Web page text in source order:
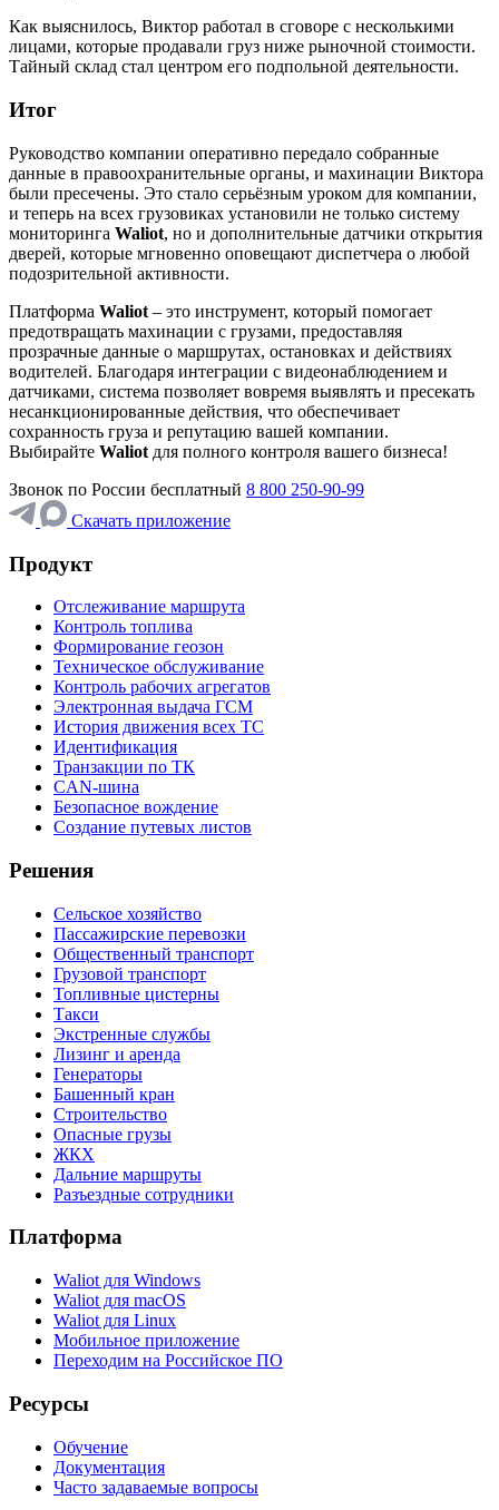
Как выяснилось, Виктор работал в сговоре с несколькими
лицами, которые продавали груз ниже рыночной стоимости.
Тайный склад стал центром его подпольной деятельности.
Итог
Руководство компании оперативно передало собранные
данные в правоохранительные органы, и махинации Виктора
были пресечены. Это стало серьёзным уроком для компании,
и теперь на всех грузовиках установили не только систему
мониторинга Waliot, но и дополнительные датчики открытия
дверей, которые мгновенно оповещают диспетчера о любой
подозрительной активности.
Платформа Waliot – это инструмент, который помогает
предотвращать махинации с грузами, предоставляя
прозрачные данные о маршрутах, остановках и действиях
водителей. Благодаря интеграции с видеонаблюдением и
датчиками, система позволяет вовремя выявлять и пресекать
несанкционированные действия, что обеспечивает
сохранность груза и репутацию вашей компании.
Выбирайте Waliot для полного контроля вашего бизнеса!
Звонок по России бесплатный 8 800 250-90-99
Скачать приложение
Продукт
Отслеживание маршрута
Контроль топлива
Формирование геозон
Техническое обслуживание
Контроль рабочих агрегатов
Электронная выдача ГСМ
История движения всех ТС
Идентификация
Транзакции по ТК
CAN-шина
Безопасное вождение
Создание путевых листов
Решения
Сельское хозяйство
Пассажирские перевозки
Общественный транспорт
Грузовой транспорт
Топливные цистерны
Такси
Экстренные службы
Лизинг и аренда
Генераторы
Башенный кран
Строительство
Опасные грузы
ЖКХ
Дальние маршруты
Разъездные сотрудники
Платформа
Waliot для Windows
Waliot для macOS
Waliot для Linux
Мобильное приложение
Переходим на Российское ПО
Ресурсы
Обучение
Документация
Часто задаваемые вопросы